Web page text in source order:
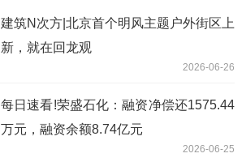
建筑N次方|北京首个明风主题户外街区上
新，就在回龙观
2026-06-26
每日速看!荣盛石化：融资净偿还1575.44
万元，融资余额8.74亿元
2026-06-25